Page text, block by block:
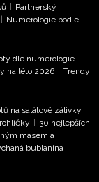
| Partnerský
| Numerologie podle
dle numerologie |
na léto 2026 | Trendy
na salátové zálivky |
| 30 nejlepších
masem a
bublanina